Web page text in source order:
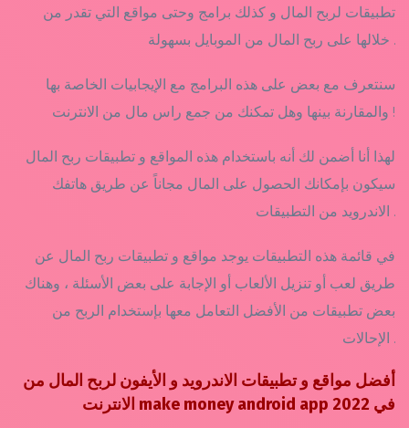
تطبيقات لربح المال و كذلك برامج وحتى مواقع التي تقدر من
خلالها على ربح المال من الموبايل بسهولة .
سنتعرف مع بعض على هذه البرامج مع الإيجابيات الخاصة بها
والمقارنة بينها وهل تمكنك من جمع راس مال من الانترنت !
لهذا أنا أضمن لك أنه باستخدام هذه المواقع و تطبيقات ربح المال
سيكون بإمكانك الحصول على المال مجاناً عن طريق هاتفك
الاندرويد من التطبيقات .
في قائمة هذه التطبيقات يوجد مواقع و تطبيقات ربح المال عن
طريق لعب أو تنزيل الألعاب أو الإجابة على بعض الأسئلة ، وهناك
بعض تطبيقات من الأفضل التعامل معها بإستخدام الربح من
الإحالات .
أفضل مواقع و تطبيقات الاندرويد و الأيفون لربح المال من
الانترنت make money android app في 2022